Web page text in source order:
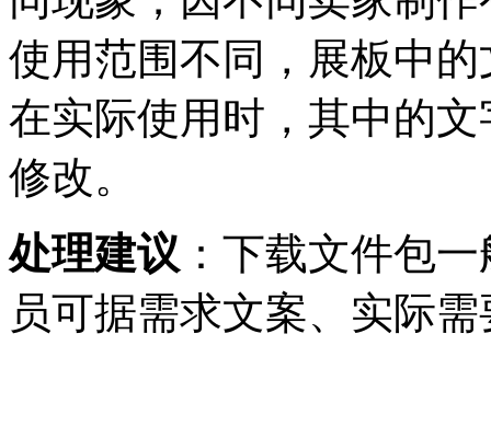
使用范围不同，展板中
在实际使用时，其中的
修改。
处理建议 ：下载文件包
员可据需求文案、实际